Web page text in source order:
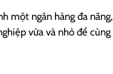
một ngân hàng đa năng,
vừa và nhỏ để cùng